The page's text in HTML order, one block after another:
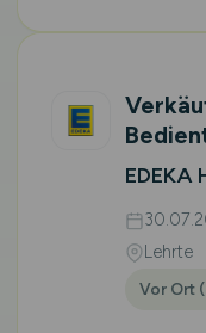
EDEKA
Lehrte
Vor Ort